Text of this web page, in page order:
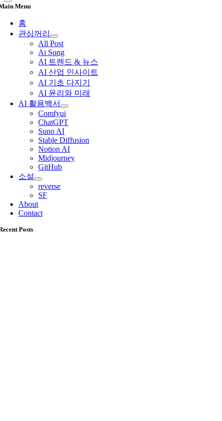
Menu
홈
관심꺼리
All Post
Ai Song
AI 트렌드 & 뉴스
AI 산업 인사이트
AI 기초 다지기
AI 윤리와 미래
AI 활용백서
Comfyui
ChatGPT
Suno AI
Stable Diffusion
Notion AI
Midjourney
GitHub
소설
reverse
SF
About
Contact
Posts